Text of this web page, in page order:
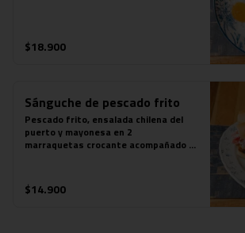
$18.900
Sánguche de pescado frito
Pescado frito, ensalada chilena del
puerto y mayonesa en 2
marraquetas crocante acompañado de
$14.900